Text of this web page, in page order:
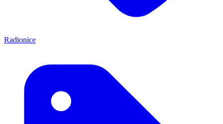
Radionice